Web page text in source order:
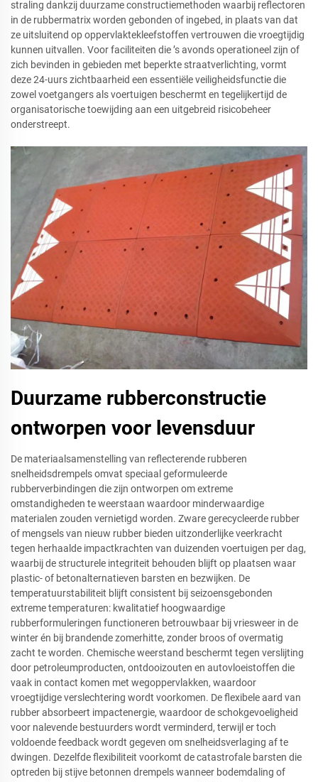
straling dankzij duurzame constructiemethoden waarbij reflectoren
in de rubbermatrix worden gebonden of ingebed, in plaats van dat
ze uitsluitend op oppervlaktekleefstoffen vertrouwen die vroegtijdig
kunnen uitvallen. Voor faciliteiten die ’s avonds operationeel zijn of
zich bevinden in gebieden met beperkte straatverlichting, vormt
deze 24-uurs zichtbaarheid een essentiële veiligheidsfunctie die
zowel voetgangers als voertuigen beschermt en tegelijkertijd de
organisatorische toewijding aan een uitgebreid risicobeheer
onderstreept.
Duurzame rubberconstructie
ontworpen voor levensduur
De materiaalsamenstelling van reflecterende rubberen
snelheidsdrempels omvat speciaal geformuleerde
rubberverbindingen die zijn ontworpen om extreme
omstandigheden te weerstaan waardoor minderwaardige
materialen zouden vernietigd worden. Zware gerecycleerde rubber
of mengsels van nieuw rubber bieden uitzonderlijke veerkracht
tegen herhaalde impactkrachten van duizenden voertuigen per dag,
waarbij de structurele integriteit behouden blijft op plaatsen waar
plastic- of betonalternatieven barsten en bezwijken. De
temperatuurstabiliteit blijft consistent bij seizoensgebonden
extreme temperaturen: kwalitatief hoogwaardige
rubberformuleringen functioneren betrouwbaar bij vriesweer in de
winter én bij brandende zomerhitte, zonder broos of overmatig
zacht te worden. Chemische weerstand beschermt tegen verslijting
door petroleumproducten, ontdooizouten en autovloeistoffen die
vaak in contact komen met wegoppervlakken, waardoor
vroegtijdige verslechtering wordt voorkomen. De flexibele aard van
rubber absorbeert impactenergie, waardoor de schokgevoeligheid
voor nalevende bestuurders wordt verminderd, terwijl er toch
voldoende feedback wordt gegeven om snelheidsverlaging af te
dwingen. Dezelfde flexibiliteit voorkomt de catastrofale barsten die
optreden bij stijve betonnen drempels wanneer bodemdaling of